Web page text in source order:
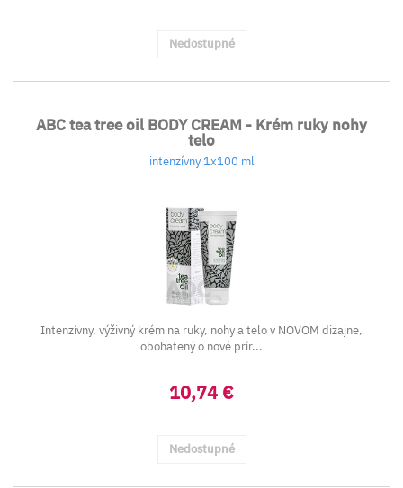
Nedostupné
ABC tea tree oil BODY CREAM - Krém ruky nohy
telo
intenzívny 1x100 ml
Intenzívny, výživný krém na ruky, nohy a telo v NOVOM dizajne,
obohatený o nové prír...
10,74 €
Nedostupné